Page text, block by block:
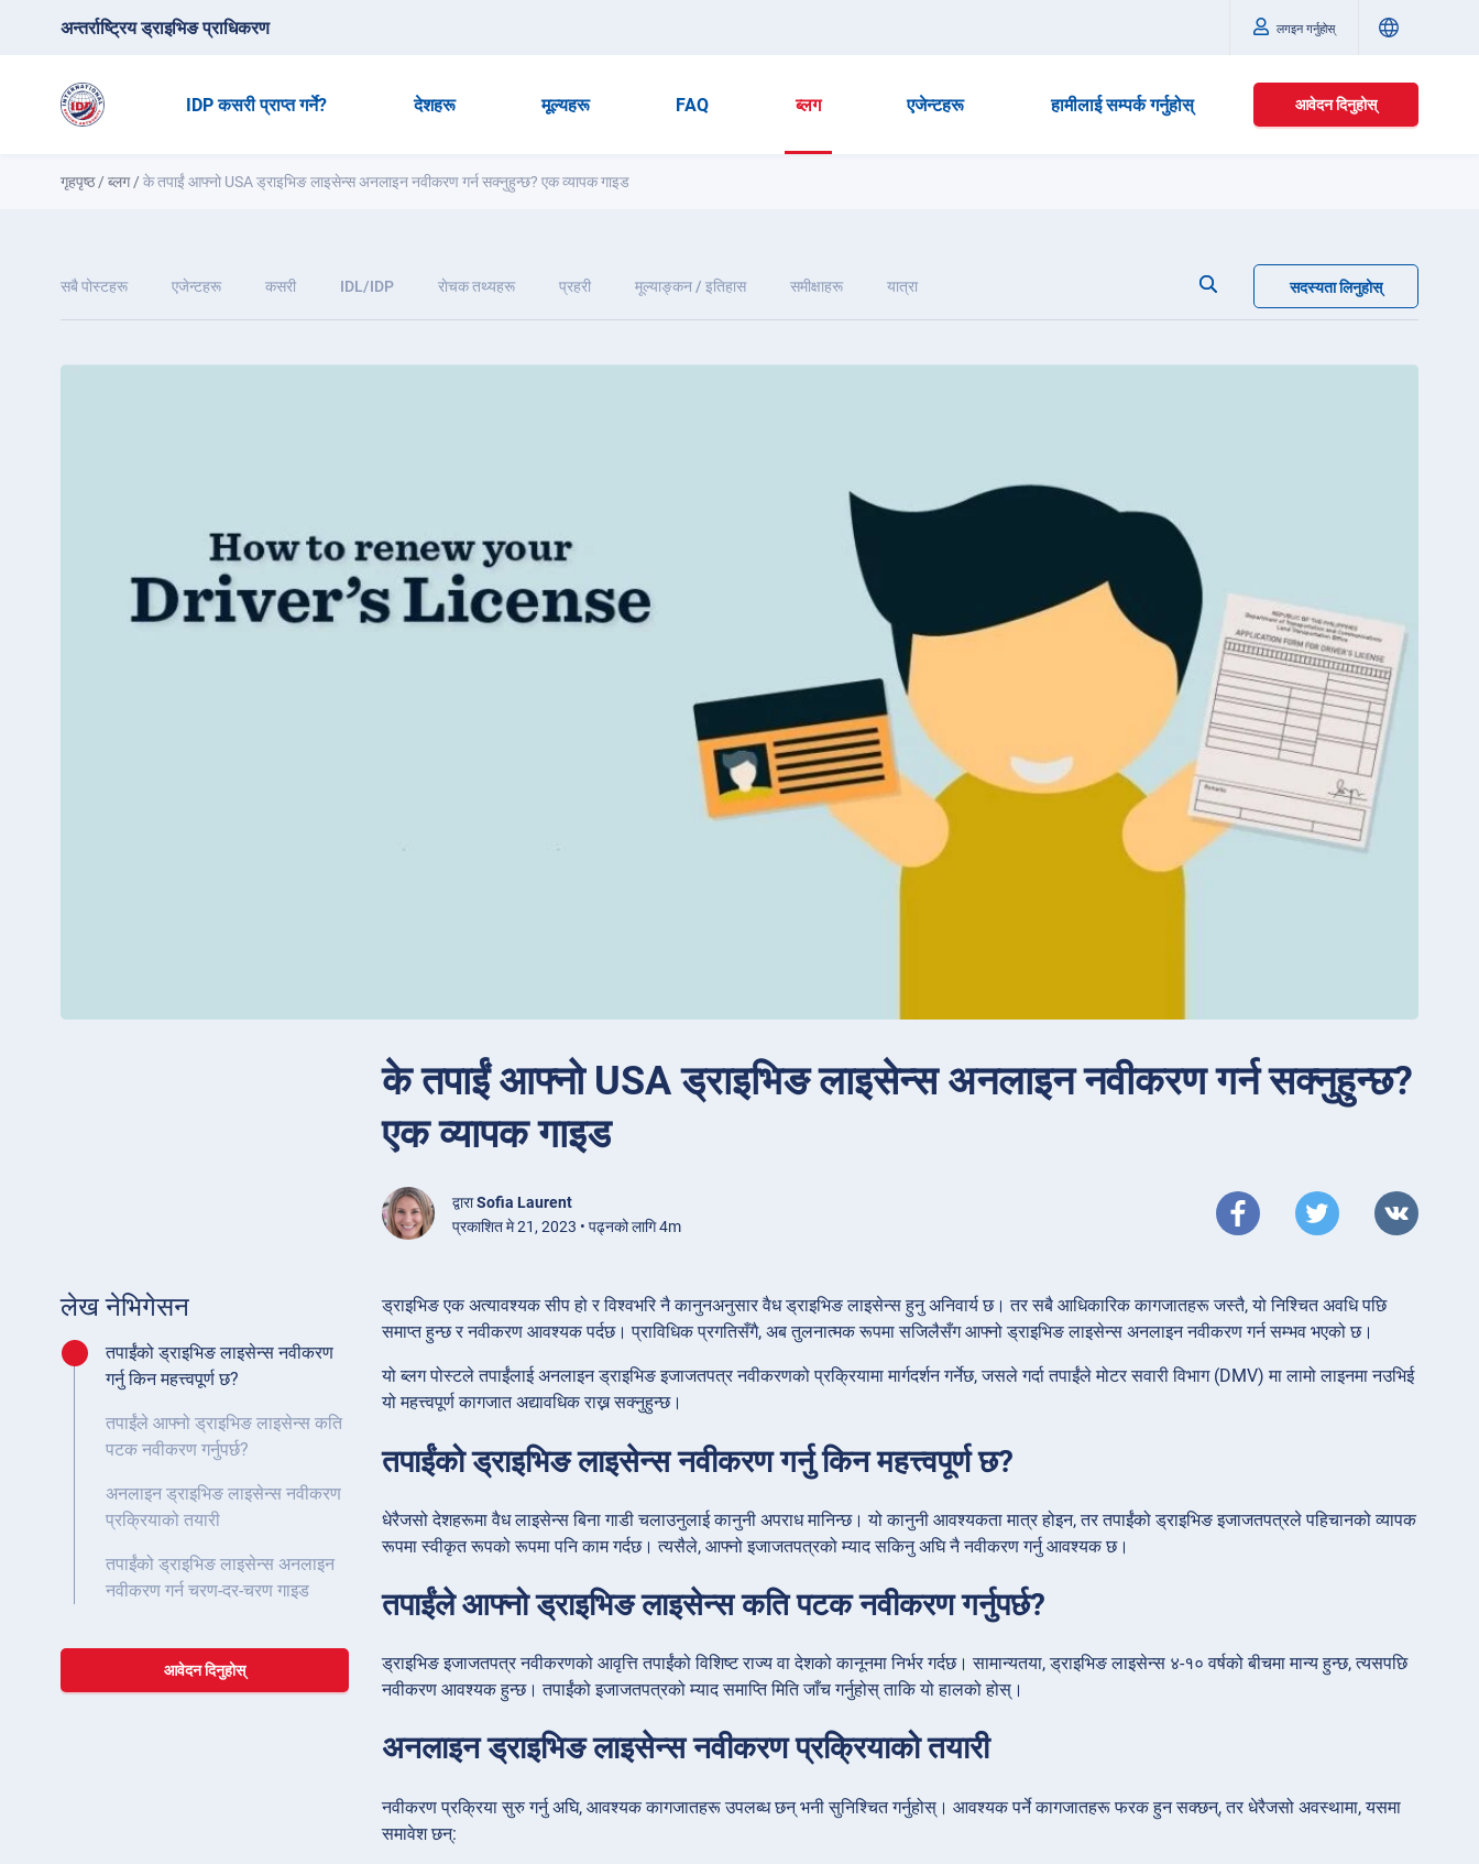
अन्तर्राष्ट्रिय ड्राइभिङ प्राधिकरण लगइन गर्नुहोस्
IDP कसरी प्राप्त गर्ने? देशहरू मूल्यहरू FAQ ब्लग एजेन्टहरू हामीलाई सम्पर्क गर्नुहोस् आवेदन दिनुहोस्
गृहपृष्ठ/ब्लग/के तपाईं आफ्नो USA ड्राइभिङ लाइसेन्स अनलाइन नवीकरण गर्न सक्नुहुन्छ? एक व्यापक गाइड
सबै पोस्टहरू एजेन्टहरू कसरी IDL/IDP राेचक तथ्यहरू प्रहरी मूल्याङ्कन / इतिहास समीक्षाहरू यात्रा सदस्यता लिनुहोस्
के तपाईं आफ्नो USA ड्राइभिङ लाइसेन्स अनलाइन नवीकरण गर्न सक्नुहुन्छ?
एक व्यापक गाइड
द्वाराSofia Laurent
प्रकाशित मे 21, 2023 • पढ्नको लागि 4m
लेख नेभिगेसन
तपाईंको ड्राइभिङ लाइसेन्स नवीकरण
गर्नु किन महत्त्वपूर्ण छ?
तपाईंले आफ्नो ड्राइभिङ लाइसेन्स कति
पटक नवीकरण गर्नुपर्छ?
अनलाइन ड्राइभिङ लाइसेन्स नवीकरण
प्रक्रियाको तयारी
तपाईंको ड्राइभिङ लाइसेन्स अनलाइन
नवीकरण गर्न चरण-दर-चरण गाइड
आवेदन दिनुहोस्
ड्राइभिङ एक अत्यावश्यक सीप हो र विश्वभरि नै कानुनअनुसार वैध ड्राइभिङ लाइसेन्स हुनु अनिवार्य छ। तर सबै आधिकारिक कागजातहरू जस्तै, यो निश्चित अवधि पछि
समाप्त हुन्छ र नवीकरण आवश्यक पर्दछ। प्राविधिक प्रगतिसँगै, अब तुलनात्मक रूपमा सजिलैसँग आफ्नो ड्राइभिङ लाइसेन्स अनलाइन नवीकरण गर्न सम्भव भएको छ।
यो ब्लग पोस्टले तपाईंलाई अनलाइन ड्राइभिङ इजाजतपत्र नवीकरणको प्रक्रियामा मार्गदर्शन गर्नेछ, जसले गर्दा तपाईंले मोटर सवारी विभाग (DMV) मा लामो लाइनमा नउभिई
यो महत्त्वपूर्ण कागजात अद्यावधिक राख्न सक्नुहुन्छ।
तपाईंको ड्राइभिङ लाइसेन्स नवीकरण गर्नु किन महत्त्वपूर्ण छ?
धेरैजसो देशहरूमा वैध लाइसेन्स बिना गाडी चलाउनुलाई कानुनी अपराध मानिन्छ। यो कानुनी आवश्यकता मात्र होइन, तर तपाईंको ड्राइभिङ इजाजतपत्रले पहिचानको व्यापक
रूपमा स्वीकृत रूपको रूपमा पनि काम गर्दछ। त्यसैले, आफ्नो इजाजतपत्रको म्याद सकिनु अघि नै नवीकरण गर्नु आवश्यक छ।
तपाईंले आफ्नो ड्राइभिङ लाइसेन्स कति पटक नवीकरण गर्नुपर्छ?
ड्राइभिङ इजाजतपत्र नवीकरणको आवृत्ति तपाईंको विशिष्ट राज्य वा देशको कानूनमा निर्भर गर्दछ। सामान्यतया, ड्राइभिङ लाइसेन्स ४-१० वर्षको बीचमा मान्य हुन्छ, त्यसपछि
नवीकरण आवश्यक हुन्छ। तपाईंको इजाजतपत्रको म्याद समाप्ति मिति जाँच गर्नुहोस् ताकि यो हालको होस्।
अनलाइन ड्राइभिङ लाइसेन्स नवीकरण प्रक्रियाको तयारी
नवीकरण प्रक्रिया सुरु गर्नु अघि, आवश्यक कागजातहरू उपलब्ध छन् भनी सुनिश्चित गर्नुहोस्। आवश्यक पर्ने कागजातहरू फरक हुन सक्छन्, तर धेरैजसो अवस्थामा, यसमा
समावेश छन्: